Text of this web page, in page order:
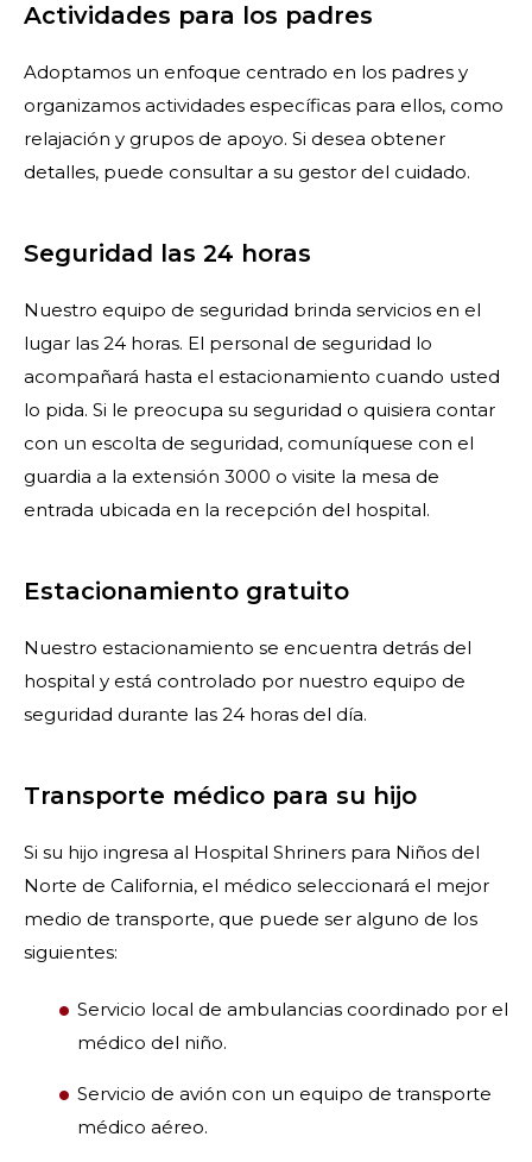
Actividades para los padres
Adoptamos un enfoque centrado en los padres y
organizamos actividades específicas para ellos, como
relajación y grupos de apoyo. Si desea obtener
detalles, puede consultar a su gestor del cuidado.
Seguridad las 24 horas
Nuestro equipo de seguridad brinda servicios en el
lugar las 24 horas. El personal de seguridad lo
acompañará hasta el estacionamiento cuando usted
lo pida. Si le preocupa su seguridad o quisiera contar
con un escolta de seguridad, comuníquese con el
guardia a la extensión 3000 o visite la mesa de
entrada ubicada en la recepción del hospital.
Estacionamiento gratuito
Nuestro estacionamiento se encuentra detrás del
hospital y está controlado por nuestro equipo de
seguridad durante las 24 horas del día.
Transporte médico para su hijo
Si su hijo ingresa al Hospital Shriners para Niños del
Norte de California, el médico seleccionará el mejor
medio de transporte, que puede ser alguno de los
siguientes:
Servicio local de ambulancias coordinado por el
médico del niño.
Servicio de avión con un equipo de transporte
médico aéreo.